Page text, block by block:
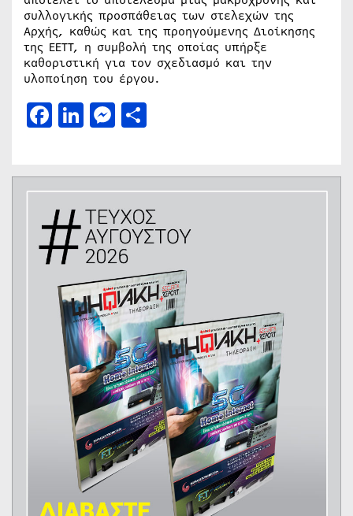
συλλογικής προσπάθειας των στελεχών της
Αρχής, καθώς και της προηγούμενης Διοίκησης
της ΕΕΤΤ, η συμβολή της οποίας υπήρξε
καθοριστική για τον σχεδιασμό και την
υλοποίηση του έργου.
Facebook
LinkedIn
Messenger